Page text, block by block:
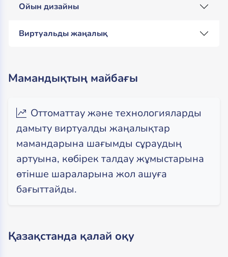
Ойын дизайны
Виртуальды жаңалық
Мамандықтың майбағы
Оттоматтау және технологияларды
дамыту виртуалды жаңалықтар
мамандарына шағымды сұраудың
артуына, көбірек талдау жұмыстарына
өтінше шараларына жол ашуға
бағыттайды.
Қазақстанда қалай оқу